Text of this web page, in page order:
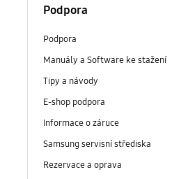
Podpora
Podpora
Manuály a Software ke stažení
Tipy a návody
E-shop podpora
Informace o záruce
Samsung servisní střediska
Rezervace a oprava